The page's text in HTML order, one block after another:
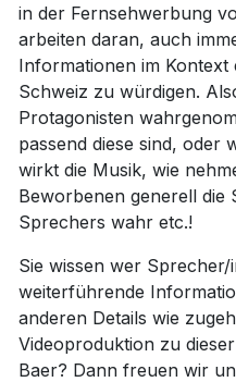
in der Fernsehwerbung
arbeiten daran, auch
Informationen im Kontext
Schweiz zu würdigen.
Protagonisten
passend diese sind, oder
wirkt die Musik, wie
Beworbenen generell die
Sprechers wahr etc.!
Sie wissen wer
weiterführende
anderen Details wie
Videoproduktion zu
Baer? Dann freuen wir